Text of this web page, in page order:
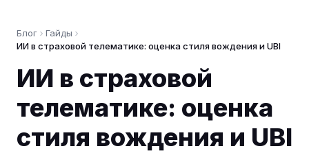
Блог
Гайды
ИИ в страховой телематике: оценка стиля вождения и UBI
ИИ в страховой
телематике: оценка
стиля вождения и UBI